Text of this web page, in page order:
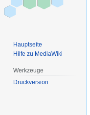
Hauptseite
Hilfe zu MediaWiki
Werkzeuge
Druckversion